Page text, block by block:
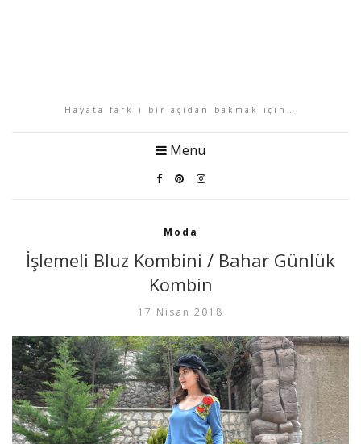
Hayata farklı bir açıdan bakmak için…
Menu
Moda
İşlemeli Bluz Kombini / Bahar Günlük
Kombin
17 Nisan 2018